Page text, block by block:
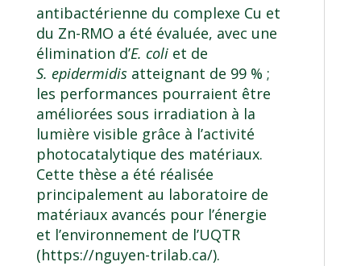
antibactérienne du complexe Cu et
du Zn-RMO a été évaluée, avec une
élimination d’E. coli et de
S. epidermidisatteignant de 99 % ;
les performances pourraient être
améliorées sous irradiation à la
lumière visible grâce à l’activité
photocatalytique des matériaux.
Cette thèse a été réalisée
principalement au laboratoire de
matériaux avancés pour l’énergie
et l’environnement de l’UQTR
(https://nguyen-trilab.ca/).